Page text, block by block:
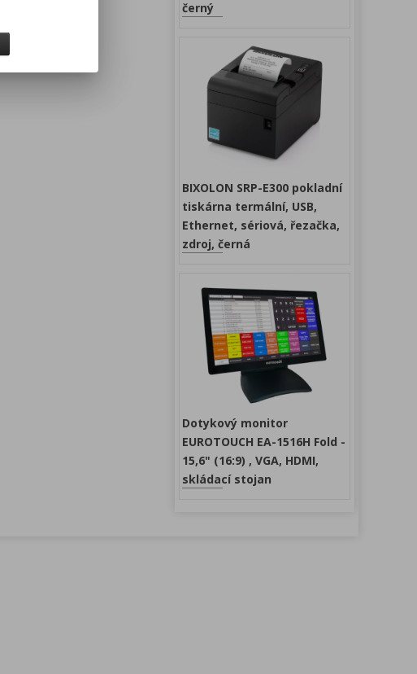
černý
BIXOLON SRP-E300 pokladní
tiskárna termální, USB,
Ethernet, sériová, řezačka,
zdroj, černá
Dotykový monitor
EUROTOUCH EA-1516H Fold -
15,6" (16:9) , VGA, HDMI,
skládací stojan